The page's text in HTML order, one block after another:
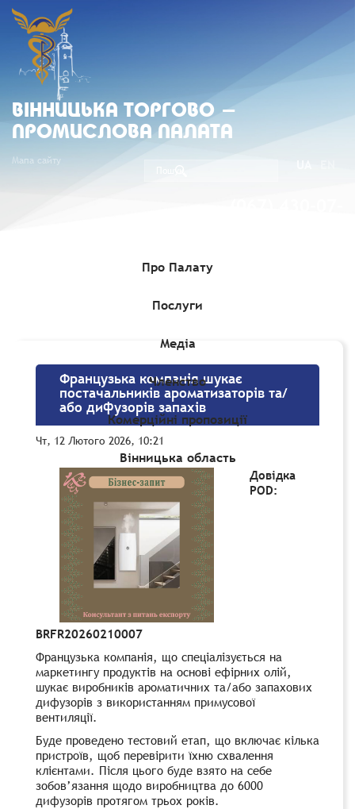
ВIННИЦЬКА ТОРГОВО -
ПРОМИСЛОВА ПАЛАТА
Мапа сайту
Про Палату
Послуги
Медіа
Членство
Комерційні пропозиції
Вінницька область
Комерційні пропозиції»Французька компанія шукає
Французька компанія шукає
постачальників ароматизаторів та/
або дифузорів запахів
Чт, 12 Лютого 2026, 10:21
Довідка
POD:
BRFR20260210007
Французька компанія, що спеціалізується на
маркетингу продуктів на основі ефірних олій,
шукає виробників ароматичних та/або запахових
дифузорів з використанням примусової
вентиляції.
Буде проведено тестовий етап, що включає кілька
пристроїв, щоб перевірити їхню схвалення
клієнтами. Після цього буде взято на себе
зобов’язання щодо виробництва до 6000
дифузорів протягом трьох років.